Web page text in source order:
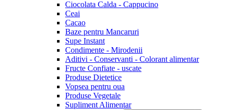
Ciocolata Calda - Cappucino
Ceai
Cacao
Baze pentru Mancaruri
Supe Instant
Condimente - Mirodenii
Aditivi - Conservanti - Colorant alimentar
Fructe Confiate - uscate
Produse Dietetice
Vopsea pentru oua
Produse Vegetale
Supliment Alimentar